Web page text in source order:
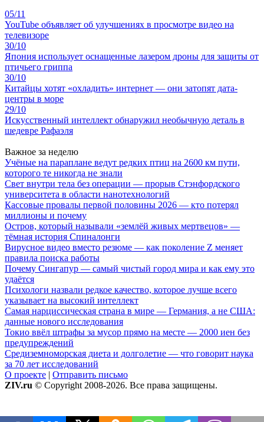
05/11
YouTube объявляет об улучшениях в просмотре видео на
телевизоре
30/10
Япония использует оснащенные лазером дроны для защиты от
птичьего гриппа
30/10
Китайцы хотят «охладить» интернет — они затопят дата-
центры в море
29/10
Искусственный интеллект обнаружил необычную деталь в
шедевре Рафаэля
Важное за неделю
Учёные на параплане ведут редких птиц на 2600 км пути,
которого те никогда не знали
Свет внутри тела без операции — прорыв Стэнфордского
университета в области нанотехнологий
Кассовые провалы первой половины 2026 — кто потерял
миллионы и почему
Остров, который называли «землёй живых мертвецов» —
тёмная история Спиналонги
Вирусное видео вместо резюме — как поколение Z меняет
правила поиска работы
Почему Сингапур — самый чистый город мира и как ему это
удаётся
Психологи назвали редкое качество, которое лучше всего
указывает на высокий интеллект
Самая нарциссическая страна в мире — Германия, а не США:
данные нового исследования
Токио ввёл штрафы за мусор прямо на месте — 2000 иен без
предупреждений
Средиземноморская диета и долголетие — что говорит наука
за 70 лет исследований
О проекте | Отправить письмо
ZIV.ru © Copyright 2008-2026. Все права защищены.